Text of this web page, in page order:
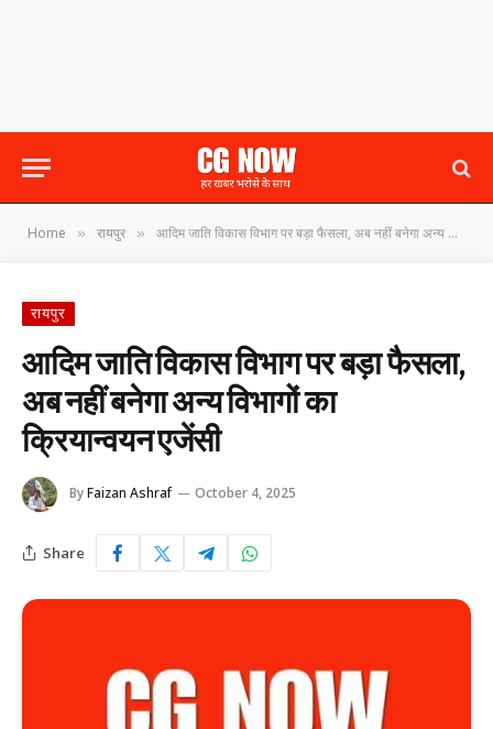
Home » रायपुर » आदिम जाति विकास विभाग पर बड़ा फैसला, अब नहीं बनेगा अन्य विभागों का क्रियान्वयन एजेंसी
रायपुर
आदिम जाति विकास विभाग पर बड़ा फैसला,
अब नहीं बनेगा अन्य विभागों का
क्रियान्वयन एजेंसी
ByFaizan Ashraf October 4, 2025
Share